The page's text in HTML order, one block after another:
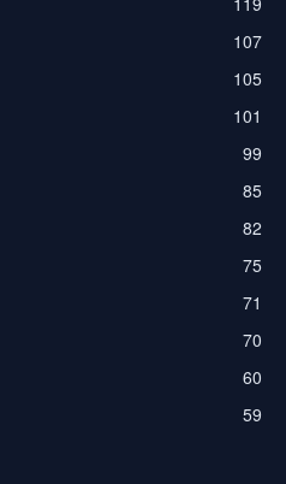
107
105
101
99
85
82
75
71
70
60
59